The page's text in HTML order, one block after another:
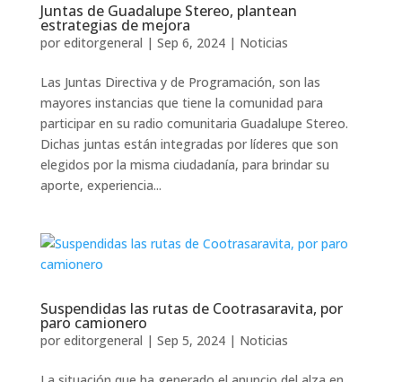
Juntas de Guadalupe Stereo, plantean
estrategias de mejora
por editorgeneral | Sep 6, 2024| Noticias
Las Juntas Directiva y de Programación, son las
mayores instancias que tiene la comunidad para
participar en su radio comunitaria Guadalupe Stereo.
Dichas juntas están integradas por líderes que son
elegidos por la misma ciudadanía, para brindar su
aporte, experiencia...
Suspendidas las rutas de Cootrasaravita, por
paro camionero
por editorgeneral | Sep 5, 2024| Noticias